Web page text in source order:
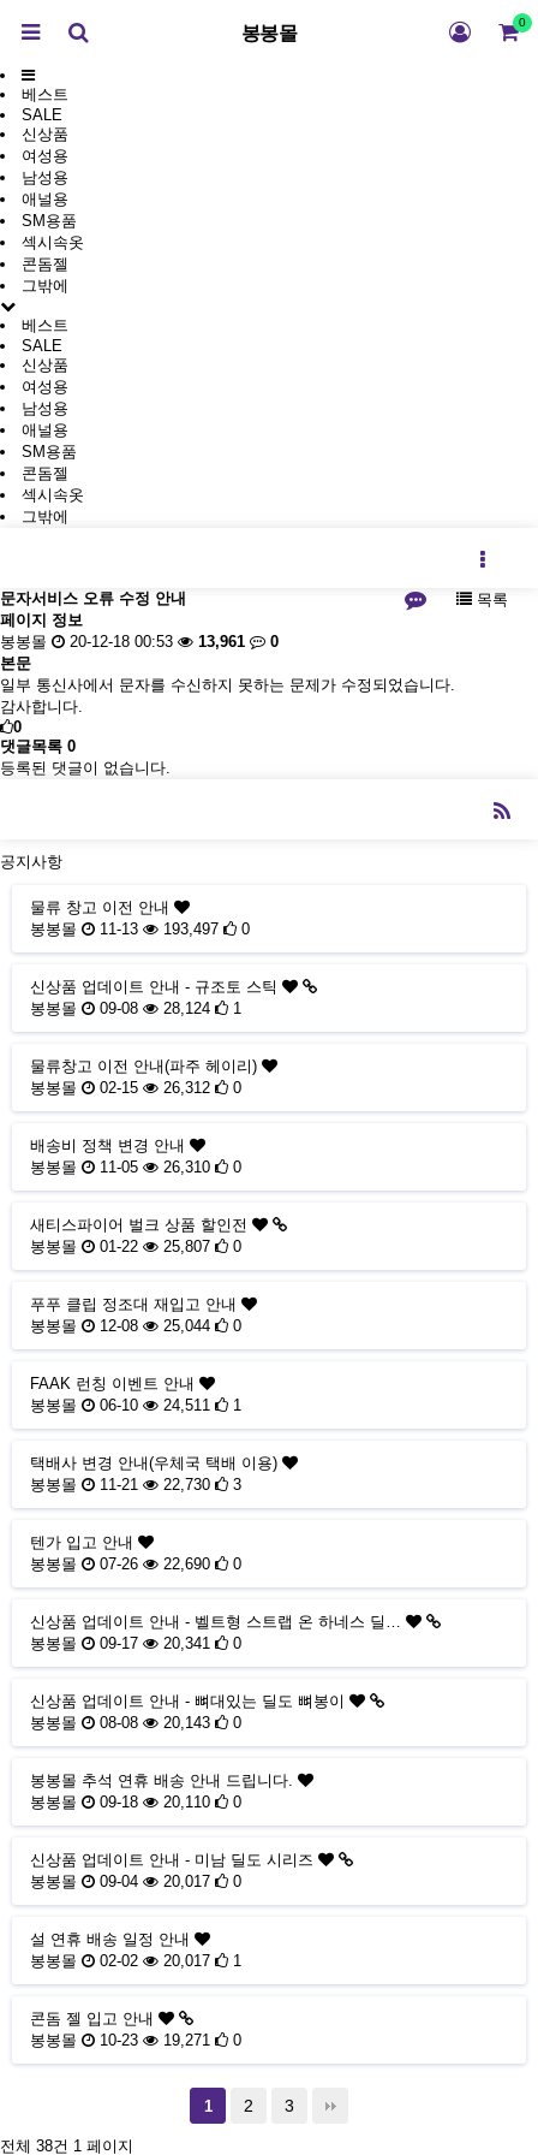
봉봉몰 0
베스트
SALE
신상품
여성용
남성용
애널용
SM용품
섹시속옷
콘돔젤
그밖에
베스트
SALE
신상품
여성용
남성용
애널용
SM용품
콘돔젤
섹시속옷
그밖에
목록
문자서비스 오류 수정 안내
페이지 정보
봉봉몰
20-12-18 00:53 13,961
0
본문
일부 통신사에서 문자를 수신하지 못하는 문제가 수정되었습니다.
감사합니다.
0
댓글목록 0
등록된 댓글이 없습니다.
공지사항
물류 창고 이전 안내
봉봉몰
11-13 193,497 0
신상품 업데이트 안내 - 규조토 스틱
봉봉몰
09-08 28,124 1
물류창고 이전 안내(파주 헤이리)
봉봉몰
02-15 26,312 0
배송비 정책 변경 안내
봉봉몰
11-05 26,310 0
새티스파이어 벌크 상품 할인전
봉봉몰
01-22 25,807 0
푸푸 클립 정조대 재입고 안내
봉봉몰
12-08 25,044 0
FAAK 런칭 이벤트 안내
봉봉몰
06-10 24,511 1
택배사 변경 안내(우체국 택배 이용)
봉봉몰
11-21 22,730 3
텐가 입고 안내
봉봉몰
07-26 22,690 0
신상품 업데이트 안내 - 벨트형 스트랩 온 하네스 딜…
봉봉몰
09-17 20,341 0
신상품 업데이트 안내 - 뼈대있는 딜도 뼈봉이
봉봉몰
08-08 20,143 0
봉봉몰 추석 연휴 배송 안내 드립니다.
봉봉몰
09-18 20,110 0
신상품 업데이트 안내 - 미남 딜도 시리즈
봉봉몰
09-04 20,017 0
설 연휴 배송 일정 안내
봉봉몰
02-02 20,017 1
콘돔 젤 입고 안내
봉봉몰
10-23 19,271 0
1 2 3
전체 38건 1 페이지